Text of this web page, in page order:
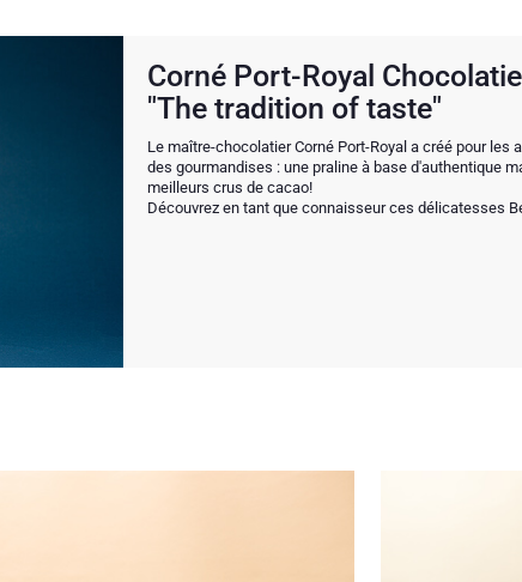
Corné Port-Royal
"The tradition of taste"
Le maître-chocolatier Corné Port-Royal a créé pour
des gourmandises : une praline à base d'authentique
meilleurs crus de cacao!
Découvrez en tant que connaisseur ces délicatesses